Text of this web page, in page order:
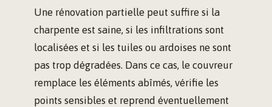
Une rénovation partielle peut suffire si la
charpente est saine, si les infiltrations sont
localisées et si les tuiles ou ardoises ne sont
pas trop dégradées. Dans ce cas, le couvreur
remplace les éléments abîmés, vérifie les
points sensibles et reprend éventuellement